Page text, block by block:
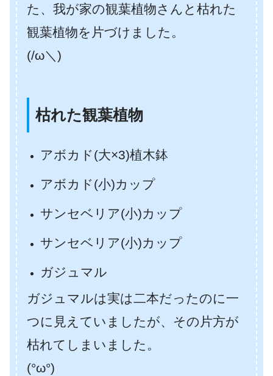
た、我が家の観葉植物さんと枯れた
観葉植物を片づけました。
(/ω＼)
枯れた観葉植物
アボカド(大×3)植木鉢
アボカド(小)カップ
サンセベリア(小)カップ
サンセベリア(小)カップ
ガジュマル
ガジュマルは実は二本だったのに一
つに見えていましたが、その片方が
枯れてしまいました。
(°ω°)